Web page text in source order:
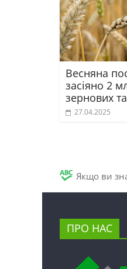
Весняна
засіяно 2
зернових
27.04.2025
Якщо ви
ПРО НАС